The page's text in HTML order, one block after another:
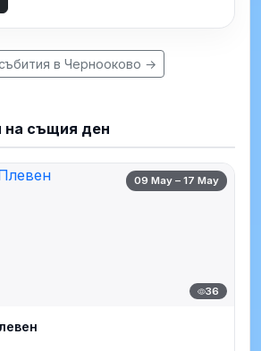
в Чернооково →
на същия ден
09 May – 17 May
36